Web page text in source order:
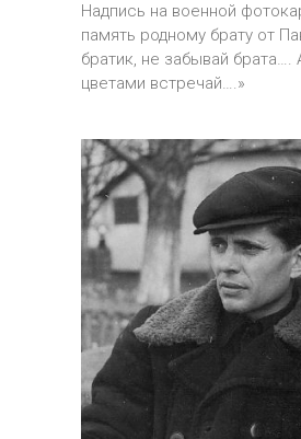
Надпись на военной
память родному брату от
братик, не забывай брата….
цветами встречай….»